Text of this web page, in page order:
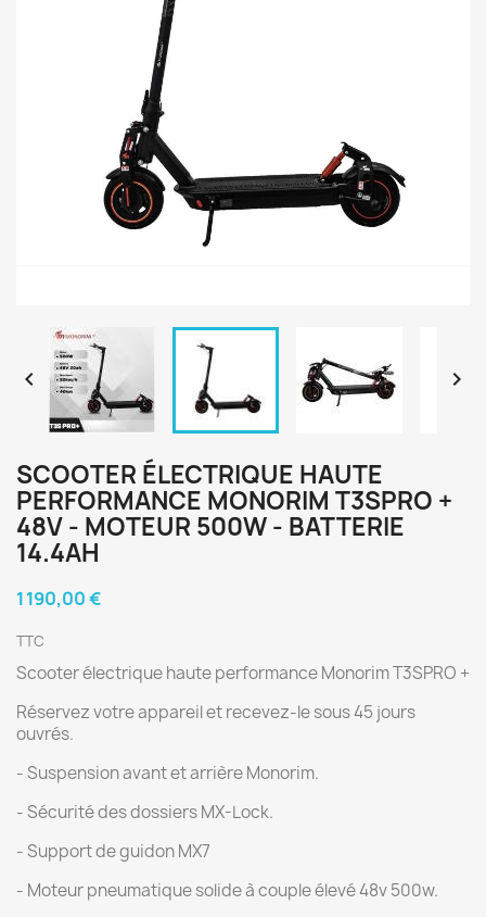
 
SCOOTER ÉLECTRIQUE HAUTE
PERFORMANCE MONORIM T3SPRO +
48V - MOTEUR 500W - BATTERIE
14.4AH
1 190,00 €
TTC
Scooter électrique haute performance Monorim T3SPRO +
Réservez votre appareil et recevez-le sous 45 jours
ouvrés.
- Suspension avant et arrière Monorim.
- Sécurité des dossiers MX-Lock.
- Support de guidon MX7
- Moteur pneumatique solide à couple élevé 48v 500w.